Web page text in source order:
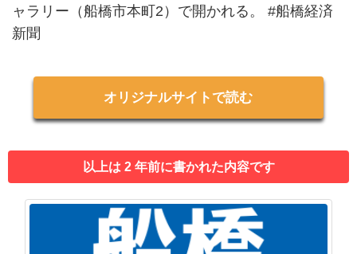
ャラリー（船橋市本町2）で開かれる。 #船橋経済
新聞
オリジナルサイトで読む
以上は 2 年前に書かれた内容です